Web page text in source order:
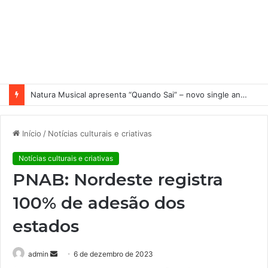
Nuno Ramos no MACRS 4D
Início / Notícias culturais e criativas
Notícias culturais e criativas
PNAB: Nordeste registra
100% de adesão dos
estados
admin 6 de dezembro de 2023